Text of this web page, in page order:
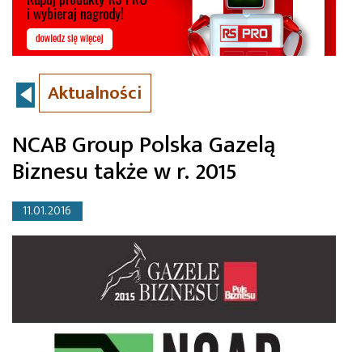
Aktualności
NCAB Group Polska Gazelą
Biznesu także w r. 2015
11.01.2016